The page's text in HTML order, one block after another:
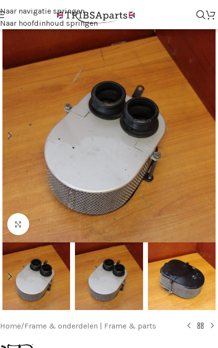
Naar navigatie springen
Naar hoofdinhoud springen
Klik voor vergroting
Home/Frame & onderdelen | Frame & parts